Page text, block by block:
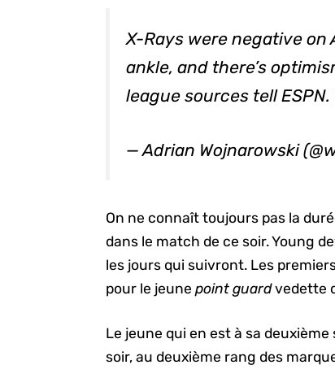
X-Rays were negative on
ankle, and there’s
league sources tell
— Adrian Wojnarowski
On ne connaît toujours pas la
dans le match de ce soir. Young
les jours qui suivront. Les
pour le jeunepoint guardvedette
Le jeune qui en est à sa
soir, au deuxième rang des